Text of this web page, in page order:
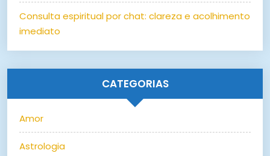
Consulta espiritual por chat: clareza e acolhimento
imediato
CATEGORIAS
Amor
Astrologia